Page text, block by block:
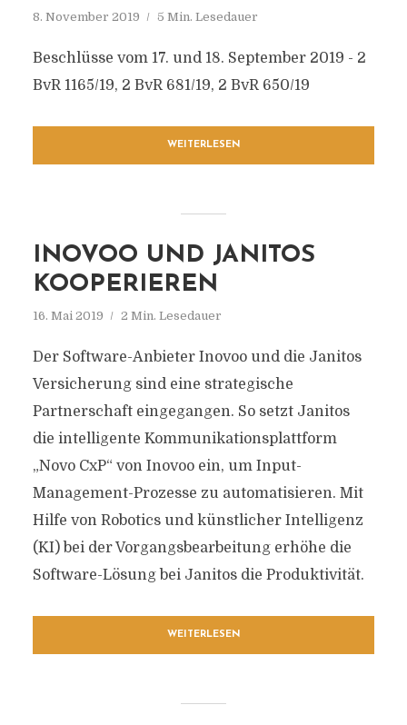
8. November 2019 5 Min. Lesedauer
Beschlüsse vom 17. und 18. September 2019 - 2
BvR 1165/19, 2 BvR 681/19, 2 BvR 650/19
WEITERLESEN
INOVOO UND JANITOS
KOOPERIEREN
16. Mai 2019 2 Min. Lesedauer
Der Software-Anbieter Inovoo und die Janitos
Versicherung sind eine strategische
Partnerschaft eingegangen. So setzt Janitos
die intelligente Kommunikationsplattform
„Novo CxP“ von Inovoo ein, um Input-
Management-Prozesse zu automatisieren. Mit
Hilfe von Robotics und künstlicher Intelligenz
(KI) bei der Vorgangsbearbeitung erhöhe die
Software-Lösung bei Janitos die Produktivität.
WEITERLESEN